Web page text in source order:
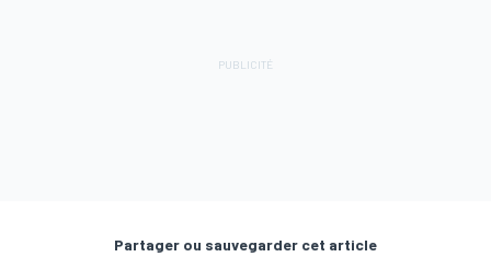
Partager ou sauvegarder cet article